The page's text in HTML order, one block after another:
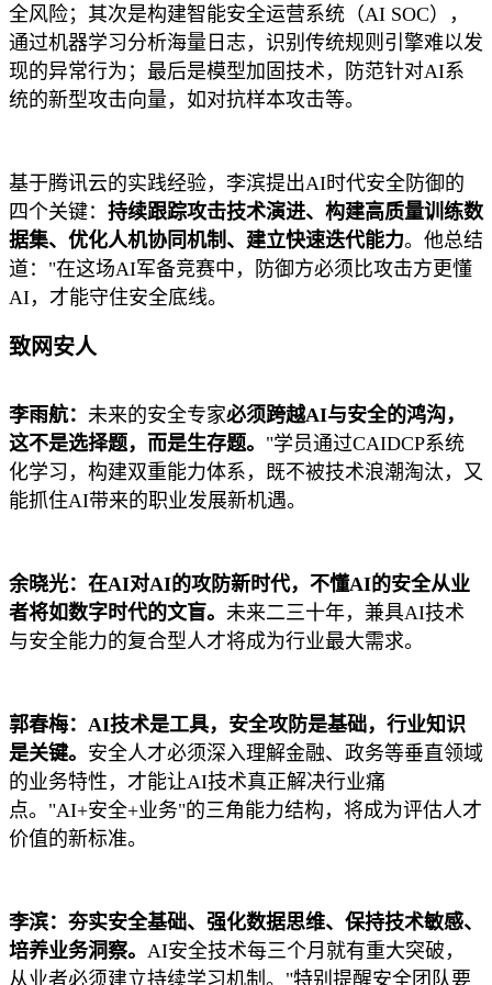
全风险；其次是构建智能安全运营系统（AI SOC），
通过机器学习分析海量日志，识别传统规则引擎难以发
现的异常行为；最后是模型加固技术，防范针对AI系
统的新型攻击向量，如对抗样本攻击等。
基于腾讯云的实践经验，李滨提出AI时代安全防御的
四个关键： 持续跟踪攻击技术演进、构建高质量训练数
据集、优化人机协同机制、建立快速迭代能力。他总结
道："在这场AI军备竞赛中，防御方必须比攻击方更懂
AI，才能守住安全底线。
致网安人
李雨航： 未来的安全专家必须跨越AI与安全的鸿沟，
这不是选择题，而是生存题。 "学员通过CAIDCP系统
化学习，构建双重能力体系，既不被技术浪潮淘汰，又
能抓住AI带来的职业发展新机遇。
余晓光：在AI对AI的攻防新时代，不懂AI的安全从业
者将如数字时代的文盲。 未来二三十年，兼具AI技术
与安全能力的复合型人才将成为行业最大需求。
郭春梅：AI技术是工具，安全攻防是基础，行业知识
是关键。 安全人才必须深入理解金融、政务等垂直领域
的业务特性，才能让AI技术真正解决行业痛
点。"AI+安全+业务"的三角能力结构，将成为评估人才
价值的新标准。
李滨：夯实安全基础、强化数据思维、保持技术敏感、
培养业务洞察。 AI安全技术每三个月就有重大突破，
从业者必须建立持续学习机制。"特别提醒安全团队要